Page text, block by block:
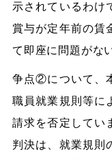
示されているわけ
賞与が定年前の賃
て即座に問題がな
争点②について、
職員就業規則等に
請求を否定してい
判決は、就業規則